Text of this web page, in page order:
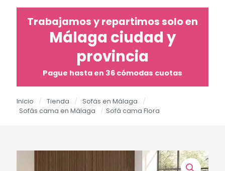
Trabajamos y repartimos solo en
Málaga ciudad y
provincia
Pague hasta en 36 cómodas cuotas
Inicio / Tienda / Sofás en Málaga
/
Sofás cama en Málaga
/ Sofá cama Flora